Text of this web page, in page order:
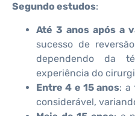
Segundo estudos:
Até 3 anos após a
sucesso de
dependendo da
experiência do
Entre 4 e 15 anos: a
considerável,